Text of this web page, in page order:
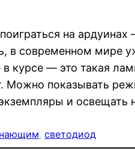
на ардуинах
в современном мире
в курсе — это такая
Можно показывать
и освещать
, светодиод